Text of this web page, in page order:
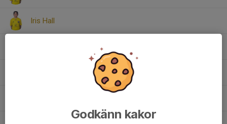
Iris Hall
Godkänn kakor